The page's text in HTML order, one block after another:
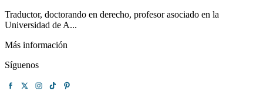
Traductor, doctorando en derecho, profesor asociado en la
Universidad de A...
Más información
Síguenos